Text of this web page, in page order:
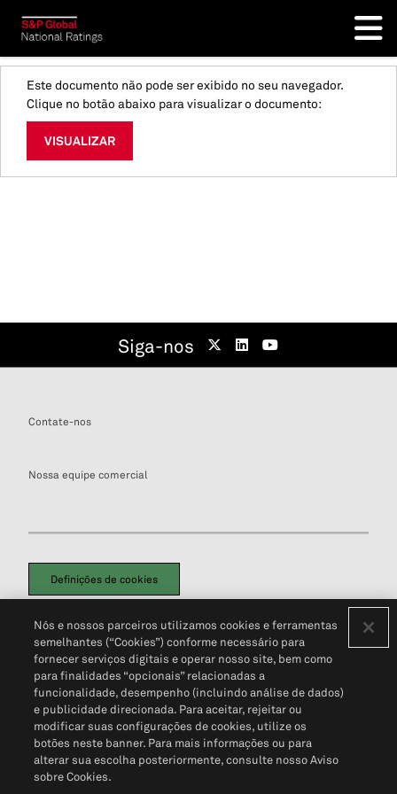
Este documento não pode ser exibido no seu navegador.
Clique no botão abaixo para visualizar o documento:
VISUALIZAR
Siga-nos
Contate-nos
Nossa equipe comercial
Definições de cookies
Política de PrivacidadePortal de privacidade do cliente (em inglês)
Não Venda Minhas Informações Pessoais© 2026 S&P Global
Nós e nossos parceiros utilizamos cookies e ferramentas
semelhantes (“Cookies”) conforme necessário para
fornecer serviços digitais e operar nosso site, bem como
para finalidades “opcionais” relacionadas a
funcionalidade, desempenho (incluindo análise de dados)
e publicidade direcionada. Para aceitar, rejeitar ou
modificar suas configurações de cookies, utilize os
botões neste banner. Para mais informações ou para
alterar sua escolha posteriormente, consulte nosso Aviso
sobre Cookies.